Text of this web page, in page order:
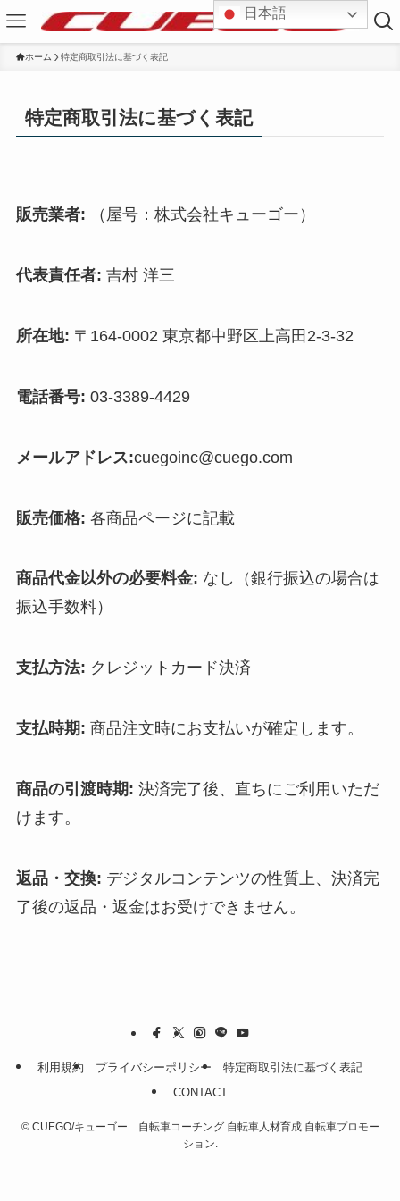
ホーム 特定商取引法に基づく表記
特定商取引法に基づく表記
販売業者: （屋号：株式会社キューゴー）
代表責任者: 吉村 洋三
所在地: 〒164-0002 東京都中野区上高田2-3-32
電話番号: 03-3389-4429
メールアドレス:cuegoinc@cuego.com
販売価格: 各商品ページに記載
商品代金以外の必要料金: なし（銀行振込の場合は
振込手数料）
支払方法: クレジットカード決済
支払時期: 商品注文時にお支払いが確定します。
商品の引渡時期: 決済完了後、直ちにご利用いただ
けます。
返品・交換: デジタルコンテンツの性質上、決済完
了後の返品・返金はお受けできません。
利用規約 プライバシーポリシー
特定商取引法に基づく表記
CONTACT
©CUEGO/キューゴー 自転車コーチング 自転車人材育成 自転車プロモー
ション.
日本語